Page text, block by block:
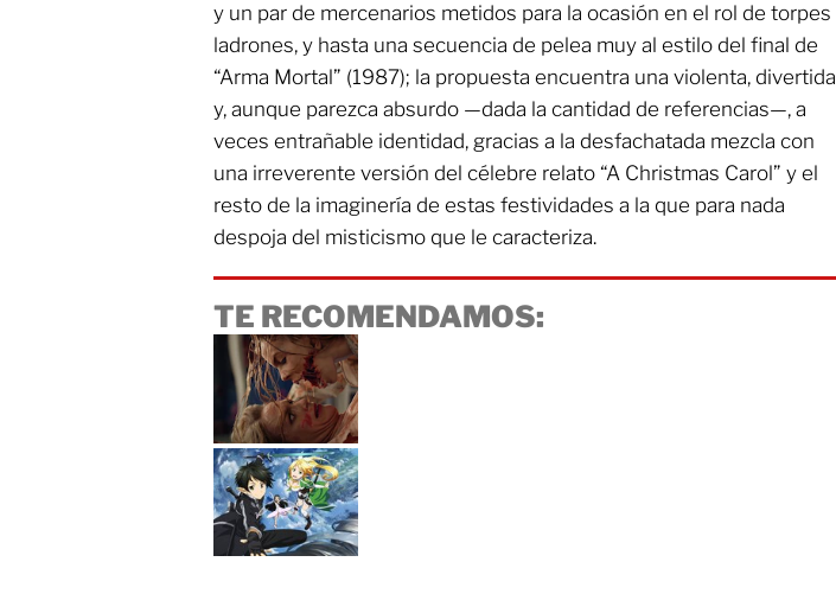
y un par de mercenarios metidos para la ocasión en el rol de torpes
ladrones, y hasta una secuencia de pelea muy al estilo del final de
“Arma Mortal” (1987); la propuesta encuentra una violenta, divertida
y, aunque parezca absurdo —dada la cantidad de referencias—, a
veces entrañable identidad, gracias a la desfachatada mezcla con
una irreverente versión del célebre relato “A Christmas Carol” y el
resto de la imaginería de estas festividades a la que para nada
despoja del misticismo que le caracteriza.
TE RECOMENDAMOS: